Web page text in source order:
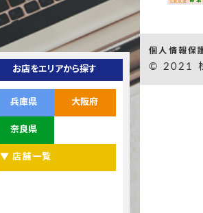
お店をエリアから探す
兵庫県 大阪府
奈良県
▼ 店舗一覧
個人情報保
© 2021